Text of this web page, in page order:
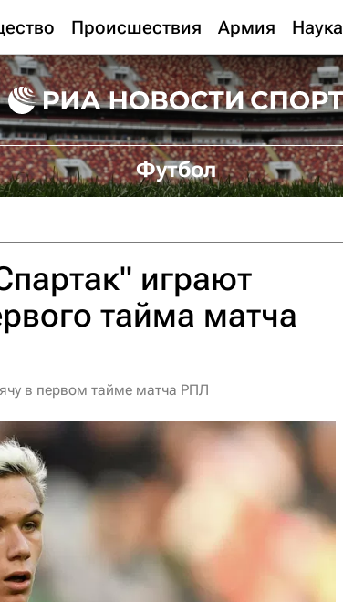
Происшествия Армия Наука
Футбол
играют
тайма матча
в первом тайме матча РПЛ